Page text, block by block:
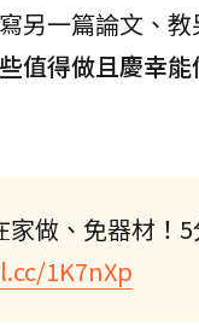
另一篇論文、
值得做且慶幸
做、免器材！
1K7nXp